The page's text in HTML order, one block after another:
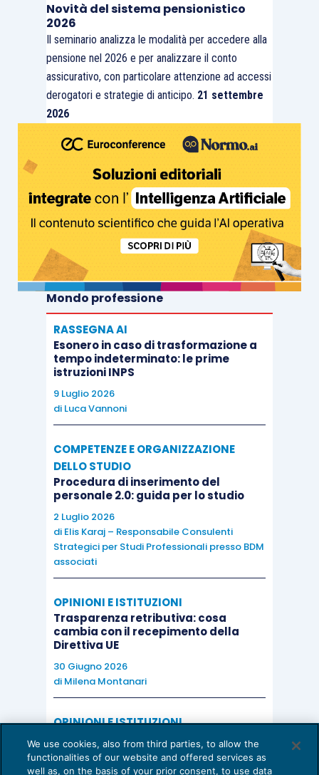
Novità del sistema pensionistico
2026
Il seminario analizza le modalità per accedere alla
pensione nel 2026 e per analizzare il conto
assicurativo, con particolare attenzione ad accessi
derogatori e strategie di anticipo. 21 settembre
2026
Mondo professione
RASSEGNA AI
Esonero in caso di trasformazione a
tempo indeterminato: le prime
istruzioni INPS
9 Luglio 2026
di Luca Vannoni
COMPETENZE E ORGANIZZAZIONE
DELLO STUDIO
Procedura di inserimento del
personale 2.0: guida per lo studio
2 Luglio 2026
di Elis Karaj – Responsabile Consulenti
Strategici per Studi Professionali presso BDM
associati
OPINIONI E ISTITUZIONI
Trasparenza retributiva: cosa
cambia con il recepimento della
Direttiva UE
30 Giugno 2026
di Milena Montanari
OPINIONI E ISTITUZIONI
Valorizzare il potenziale dello Studio:
una riflessione sul futuro della
consulenza del lavoro
We use cookies, also from third parties, to allow the
functionalities of our website and offered services as
well as, on the basis of your prior consent, to use data